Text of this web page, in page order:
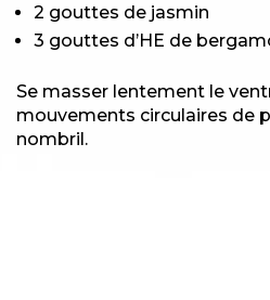
2 gouttes de jasmin
3 gouttes d’HE de
Se masser lentement le
mouvements circulaires de
nombril.